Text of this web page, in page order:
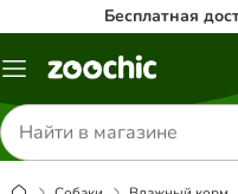
Бесплатная
Каталог
Поиск
товаров